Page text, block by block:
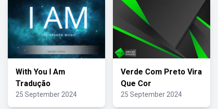
With You I Am
Tradução
25 September 2024
Verde Com Preto Vira
Que Cor
25 September 2024